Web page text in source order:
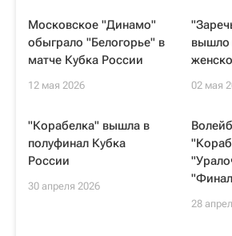
Московское "Динамо"
обыграло "Белогорье" в
матче Кубка России
12 мая 2026
вышло
02 мая
"Корабелка" вышла в
полуфинал Кубка
России
30 апреля 2026
28